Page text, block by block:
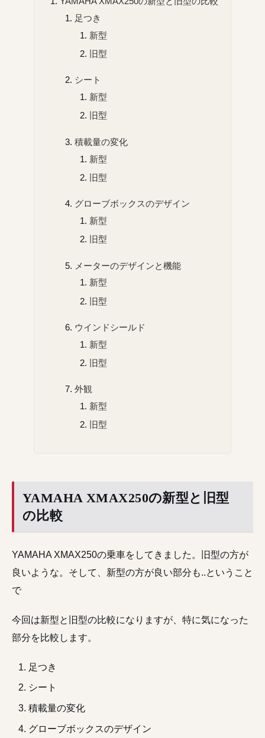
足つき
新型
旧型
シート
新型
旧型
積載量の変化
新型
旧型
グローブボックスのデザイン
新型
旧型
メーターのデザインと機能
新型
旧型
ウインドシールド
新型
旧型
外観
新型
旧型
YAMAHA XMAX250の新型と旧型
の比較
YAMAHA XMAX250の乗車をしてきました。旧型の方が
良いような。そして、新型の方が良い部分も..ということ
で
今回は新型と旧型の比較になりますが、特に気になった
部分を比較します。
足つき
シート
積載量の変化
グローブボックスのデザイン